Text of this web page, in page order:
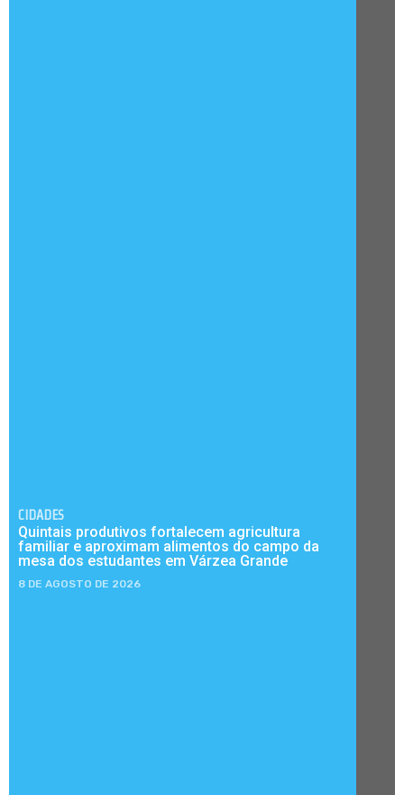
CIDADES
Quintais produtivos fortalecem agricultura
familiar e aproximam alimentos do campo da
mesa dos estudantes em Várzea Grande
8 DE AGOSTO DE 2026